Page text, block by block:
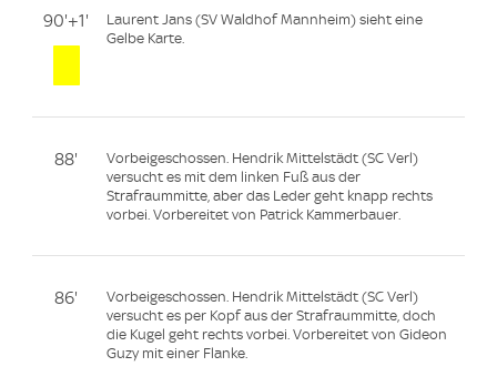
90'+1'
Laurent Jans (SV Waldhof Mannheim) sieht eine
Gelbe Karte.
88'
Vorbeigeschossen. Hendrik Mittelstädt (SC Verl)
versucht es mit dem linken Fuß aus der
Strafraummitte, aber das Leder geht knapp rechts
vorbei. Vorbereitet von Patrick Kammerbauer.
86'
Vorbeigeschossen. Hendrik Mittelstädt (SC Verl)
versucht es per Kopf aus der Strafraummitte, doch
die Kugel geht rechts vorbei. Vorbereitet von Gideon
Guzy mit einer Flanke.